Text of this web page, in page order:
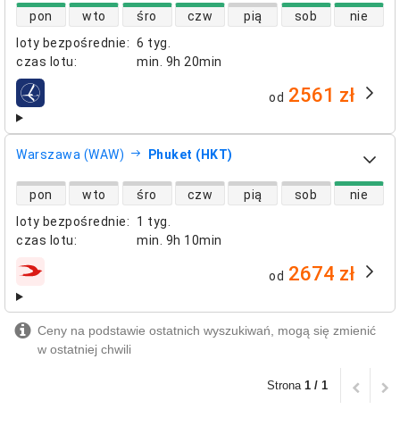
loty bezpośrednie: 6 tyg.
czas lotu: min. 9h 20min
dostępność lotów bezpośrednich
pon wto śro czw pią sob nie
linie lotnicze od 2561 zł
Warszawa (WAW) Phuket (HKT)
loty bezpośrednie:
1 tyg.
czas lotu: min. 9h 10min
dostępność lotów bezpośrednich
pon wto śro czw pią sob nie
linie lotnicze od 2674 zł
Ceny na podstawie ostatnich wyszukiwań, mogą się zmienić
w ostatniej chwili
Strona 1 / 1